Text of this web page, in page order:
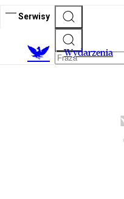
Serwisy
Wydarzenia